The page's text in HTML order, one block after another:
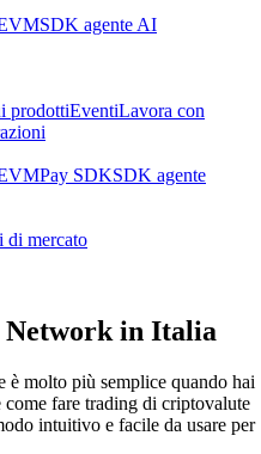
SDK agente AI
prodottiEventiLavora con
Pay SDKSDK agente
di mercato
in Italia
è molto più semplice quando hai
fare trading di criptovalute
intuitivo e facile da usare per